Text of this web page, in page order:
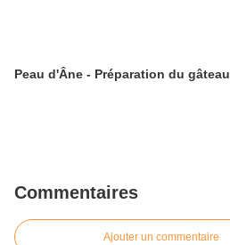
Peau d'Âne - Préparation du gâteau
Commentaires
Ajouter un commentaire